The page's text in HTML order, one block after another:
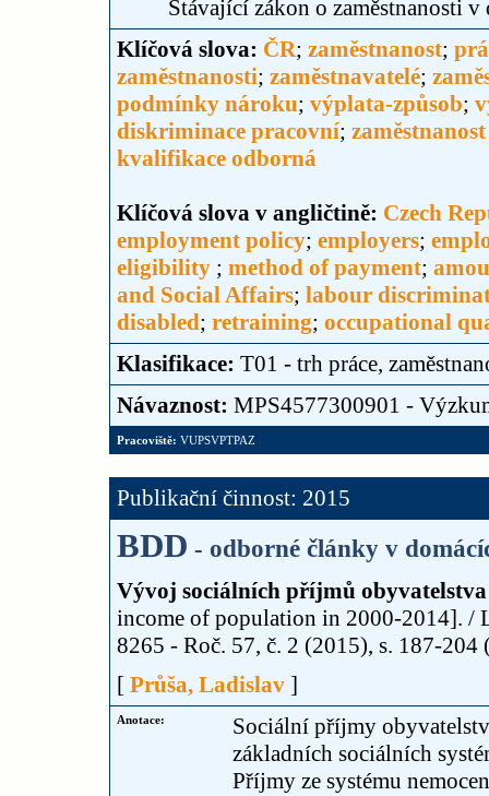
Stávající zákon o zaměstnanosti
Klíčová slova: ČR; zaměstnanost;
zaměstnanosti; zaměstnavatelé;
podmínky nároku; výplata-způsob;
diskriminace pracovní;
kvalifikace odborná
Klíčová slova v angličtině: Czech
employment policy; employers;
eligibility ; method of payment;
and Social Affairs; labour
disabled; retraining; occupational
Klasifikace: T01 - trh práce,
Návaznost: MPS4577300901 -
Pracoviště: VUPSVPTPAZ
Publikační činnost: 2015
BDD - odborné články v
Vývoj sociálních příjmů obyvatelstva
income of population in 2000-2014]. /
8265 - Roč. 57, č. 2 (2015), s. 187-204
[ Průša, Ladislav ]
Anotace:
Sociální příjmy
základních sociálních
Příjmy ze systému